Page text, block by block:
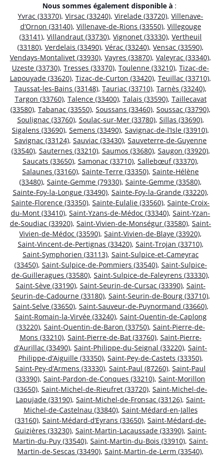
Nous sommes également disponible à :
Yvrac (33370), Virsac (33240), Virelade (33720), Villenave-
d’Ornon (33140), Villenave-de-Rions (33550), Villegouge
(33141), Villandraut (33730), Vignonet (33330), Vertheuil
(33180), Verdelais (33490), Vérac (33240), Vensac (33590),
Vendays-Montalivet (33930), Vayres (33870), Valeyrac (33340),
Uzeste (33730), Tresses (33370), Toulenne (33210), Tizac-de-
Lapouyade (33620), Tizac-de-Curton (33420), Teuillac (33710),
Taussat-les-Bains (33148), Tauriac (33710), Tarnès (33240),
Targon (33760), Talence (33400), Talais (33590), Taillecavat
(33580), Tabanac (33550), Soussans (33460), Soussac (33790),
Soulignac (33760), Soulac-sur-Mer (33780), Sillas (33690),
Sigalens (33690), Semens (33490), Savignac-de-l’Isle (33910),
Savignac (33124), Sauviac (33430), Sauveterre-de-Guyenne
(33540), Sauternes (33210), Saumos (33680), Saugon (33920),
Saucats (33650), Samonac (33710), Sallebœuf (33370),
Salaunes (33160), Sainte-Terre (33350), Sainte-Hélène
(33480), Sainte-Gemme (79330), Sainte-Gemme (33580),
Sainte-Foy-la-Longue (33490), Sainte-Foy-la-Grande (33220),
Sainte-Florence (33350), Sainte-Eulalie (33560), Sainte-Croix-
du-Mont (33410), Saint-Yzans-de-Médoc (33340), Saint-Yzan-
de-Soudiac (33920), Saint-Vivien-de-Monségur (33580), Saint-
Vivien-de-Médoc (33590), Saint-Vivien-de-Blaye (33920),
Saint-Vincent-de-Pertignas (33420), Saint-Trojan (33710),
Saint-Symphorien (33113), Saint-Sulpice-et-Cameyrac
(33450), Saint-Sulpice-de-Pommiers (33540), Saint-Sulpice-
de-Guilleragues (33580), Saint-Sulpice-de-Faleyrens (33330),
Saint-Sève (33190), Saint-Seurin-de-Cursac (33390), Saint-
Seurin-de-Cadourne (33180), Saint-Seurin-de-Bourg (33710),
Saint-Selve (33650), Saint-Sauveur-de-Puynormand (33660),
Saint-Romain-la-Virvée (33240), Saint-Quentin-de-Caplong
(33220), Saint-Quentin-de-Baron (33750), Saint-Pierre-de-
Mons (33210), Saint-Pierre-de-Bat (33760), Saint-Pierre-
d’Aurillac (33490), Saint-Philippe-du-Seignal (33220), Saint-
Philippe-d’Aiguille (33350), Saint-Pey-de-Castets (33350),
Saint-Pey-d’Armens (33330), Saint-Paul (87260), Saint-Paul
(33390), Saint-Pardon-de-Conques (33210), Saint-Morillon
(33650), Saint-Michel-de-Rieufret (33720), Saint-Michel-de-
Lapujade (33190), Saint-Michel-de-Fronsac (33126), Saint-
Michel-de-Castelnau (33840), Saint-Médard-en-Jalles
(33160), Saint-Médard-d’Eyrans (33650), Saint-Médard-de-
Guizières (33230), Saint-Martin-Lacaussade (33390), Saint-
Martin-du-Puy (33540), Saint-Martin-du-Bois (33910), Saint-
Martin-de-Sescas (33490), Saint-Martin-de-Lerm (33540),